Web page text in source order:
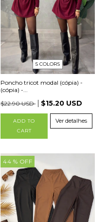
5 COLORS
Poncho tricot modal (cópia) -
(cópia) -...
$22.90 USD
$15.20 USD
ADD TO
CART
Ver detalhes
44 % OFF